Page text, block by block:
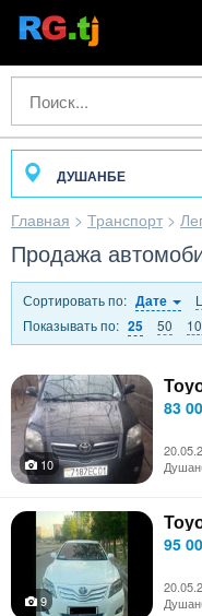
ДУШАНБЕ
Главная > Транспорт >
Продажа
Сортировать по: Дате
Показывать по: 25 50
83
10
95
9